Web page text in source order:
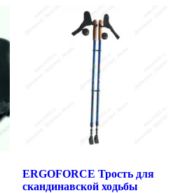
ERGOFORCE Трость для
скандинавской ходьбы